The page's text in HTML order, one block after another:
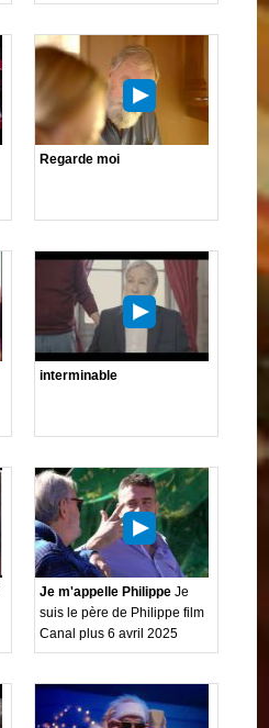
Regarde moi
interminable
Je m'appelle Philippe Je
suis le père de Philippe film
Canal plus 6 avril 2025